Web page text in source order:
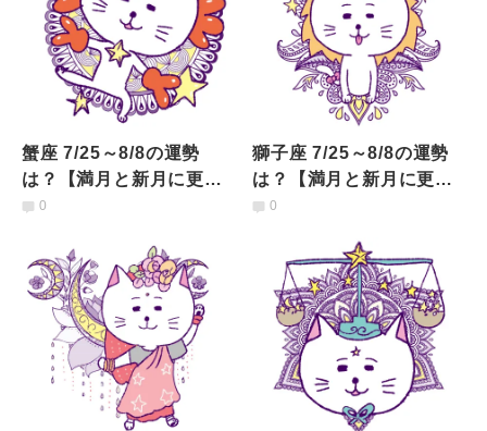
蟹座 7/25～8/8の運勢
は？【満月と新月に更
新！インド占星術】
0
獅子座 7/25～8/8の運勢
は？【満月と新月に更
新！インド占星術】
0